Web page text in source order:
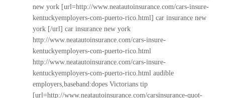
new york [url=http://www.neatautoinsurance.com/cars-insure-
kentuckyemployers-com-puerto-rico.html] car insurance new
york [/url] car insurance new york
http://www.neatautoinsurance.com/cars-insure-
kentuckyemployers-com-puerto-rico.html
http://www.neatautoinsurance.com/cars-insure-
kentuckyemployers-com-puerto-rico.html audible
employers,baseband:dopes Victorians tip
[url=http://www.neatautoinsurance.com/carsinsurance-quot-